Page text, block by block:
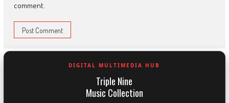
comment.
DIGITAL MULTIMEDIA HUB
Triple Nine
Music Collection